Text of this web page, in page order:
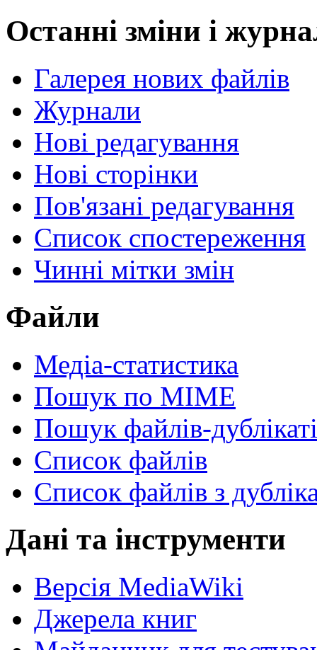
Останні зміни і
Галерея нових файлів
Журнали
Нові редагування
Нові сторінки
Пов'язані редагування
Список спостереження
Чинні мітки змін
Файли
Медіа-статистика
Пошук по MIME
Пошук файлів-
Список файлів
Список файлів з
Дані та інструменти
Версія MediaWiki
Джерела книг